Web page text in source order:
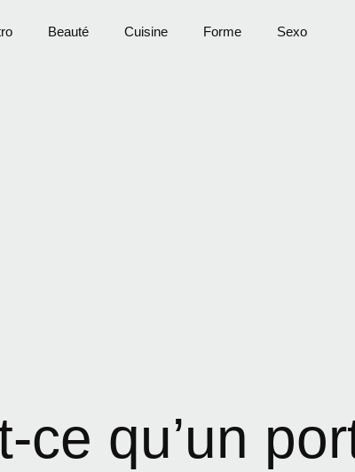
Beauté Cuisine Forme Sexo
ce qu’un